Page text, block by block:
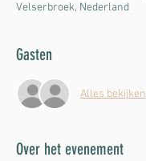
Velserbroek, Nederland
Gasten
Alles bekijken
Over het evenement